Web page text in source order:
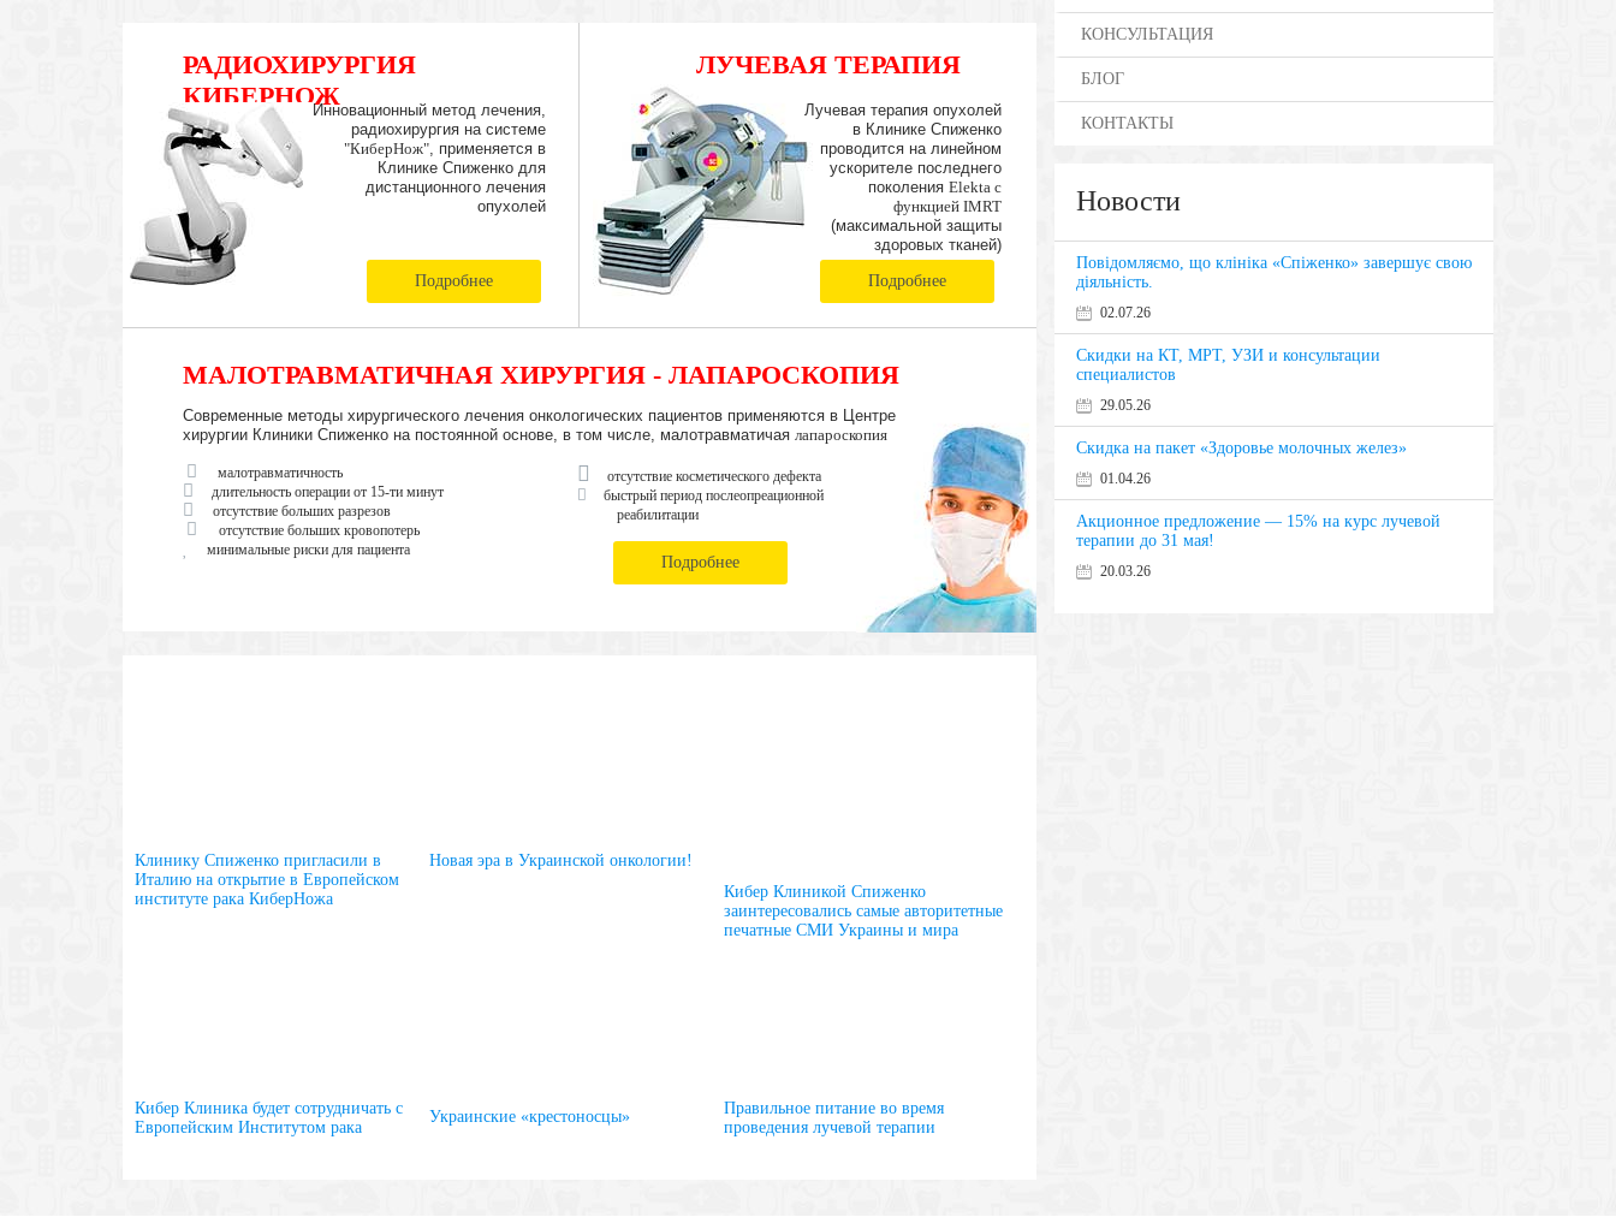
РАДИОХИРУРГИЯ
КИБЕРНОЖИнновационный метод лечения,
радиохирургия на системе
"КиберНож" , применяется в
Клинике Спиженко для
дистанционного лечения
опухолей
Подробнее
ЛУЧЕВАЯ ТЕРАПИЯ
Лучевая терапия опухолей
в Клинике Спиженко
проводится на линейном
ускорителе последнего
поколения Elekta с
функцией IMRT
(максимальной защиты
здоровых тканей)
Подробнее
МАЛОТРАВМАТИЧНАЯ ХИРУРГИЯ - ЛАПАРОСКОПИЯ
Современные методы хирургического лечения онкологических пациентов применяются в Центре
хирургии Клиники Спиженко на постоянной основе, в том числе, малотравматичая лапароскопия
малотравматичность
длительность операции от 15-ти минут
отсутствие больших разрезов
отсутствие больших кровопотерь
минимальные риски для пациента
отсутствие косметического дефекта
быстрый период послеопреационной
реабилитации
Подробнее
Клинику Спиженко пригласили в
Италию на открытие в Европейском
институте рака КиберНожа
Новая эра в Украинской онкологии!
Кибер Клиникой Спиженко
заинтересовались самые авторитетные
печатные СМИ Украины и мира
Кибер Клиника будет сотрудничать с
Европейским Институтом рака
Украинские «крестоносцы»
Правильное питание во время
проведения лучевой терапии
КОНСУЛЬТАЦИЯ
БЛОГ
КОНТАКТЫ
Новости
Повідомляємо, що клініка «Спіженко» завершує свою
діяльність.
02.07.26
Скидки на КТ, МРТ, УЗИ и консультации
специалистов
29.05.26
Скидка на пакет «Здоровье молочных желез»
01.04.26
Акционное предложение — 15% на курс лучевой
терапии до 31 мая!
20.03.26